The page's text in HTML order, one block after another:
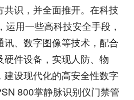
共识，并全面推开。在科技
用一些高科技安全手段，
、数字图像等技术，配合
硬件设备，实现人防、物
建设现代化的高安全性数字
800掌静脉识别仪门禁管